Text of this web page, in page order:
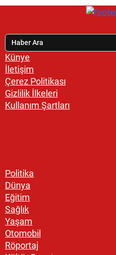
Künye
İletişim
Çerez Politikası
Gizlilik İlkeleri
Kullanım Şartları
Politika
Dünya
Eğitim
Sağlık
Yaşam
Otomobil
Röportaj